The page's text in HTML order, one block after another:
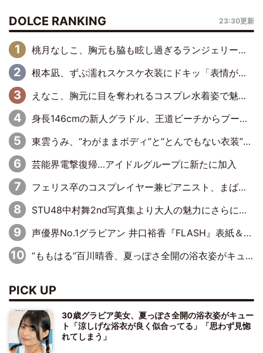
DOLCE RANKING 23:30更新
桃月なしこ、胸元も脇も眩し過ぎるランジェリー＆ビキニ姿を披露「なしこたそ最強」「セクシーでゴージャスで大きなボリューム」
根本凪、ずぶ濡れスケスケ衣装にドキッ「表情が良過ぎる」「ねもちゃんの眼差しにドキドキが止まらない」
えなこ、胸元に目を奪われるコスプレ水着姿で魅了「群を抜く美しさと華やかさ」「えなこりんの千咲は破壊力がスゴい」
身長146cmの新人グラドル、王道ビーチからプールサイドそしてゴールドビキニまで…DVDデビュー作で躍動
東雲うみ、“わがままボディ”と“とんでもない衣装”で誘惑「パーフェクトなスタイル」「くびれがステキ」「やみつきになるボディ」
芸能界電撃復帰…アイドルグループに新たに加入
フェリス卒のコスプレイヤー兼ピアニスト、まばゆいばかりのグラビアショット
STU48中村舞2nd写真集より大人の魅力にさらに磨きがかかった新先行カット到着
声優界No.1グラビアン 井口裕香『FLASH』表紙＆巻頭を飾る
“ももはる”百川晴香、夏っぽさ全開の浴衣姿がキュート「とても似合ってる」「爽やかで良い」「袖をギュッとしてるのが最高」
PICK UP
30歳グラビア美女、夏っぽさ全開の浴衣姿がキュー
ト「涼しげな浴衣が良く似合ってる」「思わず見惚
れてしまう」